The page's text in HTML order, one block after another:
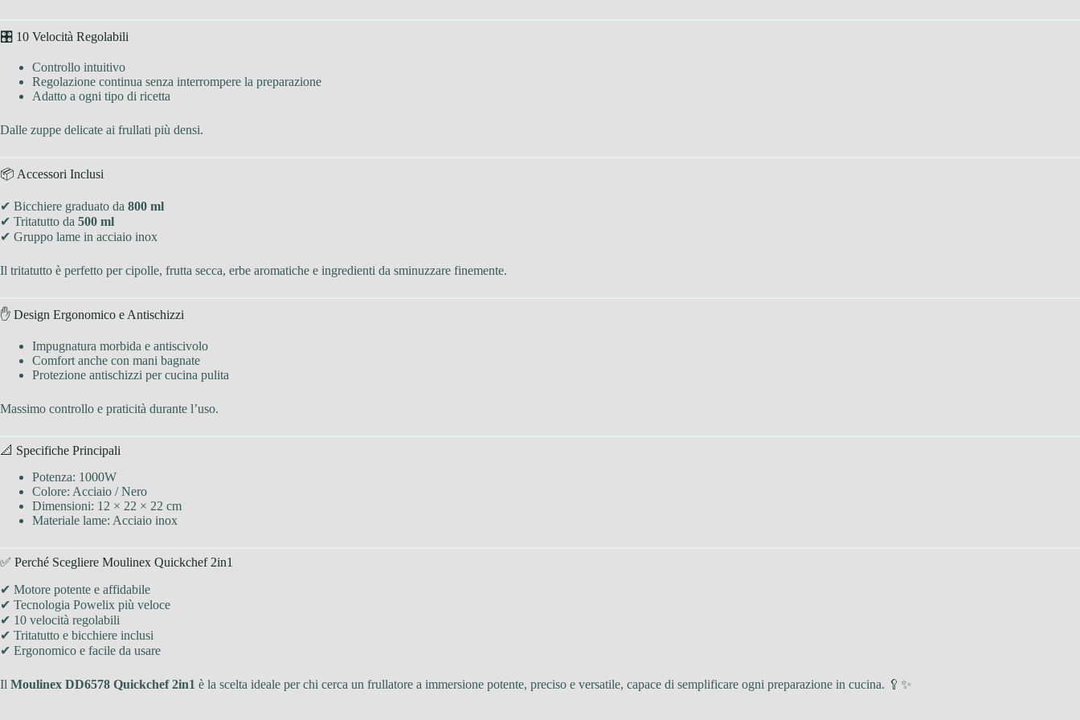
🎛 10 Velocità Regolabili
Controllo intuitivo
Regolazione continua senza interrompere la preparazione
Adatto a ogni tipo di ricetta
Dalle zuppe delicate ai frullati più densi.
📦 Accessori Inclusi
✔ Bicchiere graduato da 800 ml
✔ Tritatutto da 500 ml
✔ Gruppo lame in acciaio inox
Il tritatutto è perfetto per cipolle, frutta secca, erbe aromatiche e ingredienti da sminuzzare finemente.
✋ Design Ergonomico e Antischizzi
Impugnatura morbida e antiscivolo
Comfort anche con mani bagnate
Protezione antischizzi per cucina pulita
Massimo controllo e praticità durante l’uso.
📐 Specifiche Principali
Potenza: 1000W
Colore: Acciaio / Nero
Dimensioni: 12 × 22 × 22 cm
Materiale lame: Acciaio inox
✅ Perché Scegliere Moulinex Quickchef 2in1
✔ Motore potente e affidabile
✔ Tecnologia Powelix più veloce
✔ 10 velocità regolabili
✔ Tritatutto e bicchiere inclusi
✔ Ergonomico e facile da usare
Il Moulinex DD6578 Quickchef 2in1 è la scelta ideale per chi cerca un frullatore a immersione potente, preciso e versatile, capace di semplificare ogni preparazione in cucina. 🥄✨